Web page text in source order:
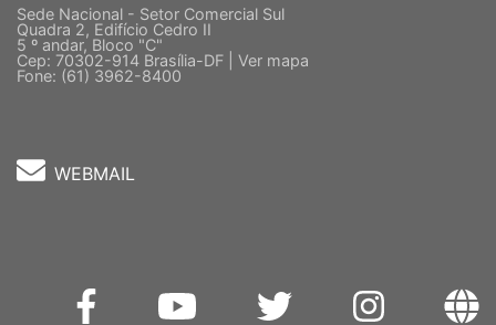
Sede Nacional - Setor Comercial Sul
Quadra 2, Edifício Cedro II
5 º andar, Bloco "C"
Cep: 70302-914 Brasília-DF | Ver mapa
Fone: (61) 3962-8400
WEBMAIL